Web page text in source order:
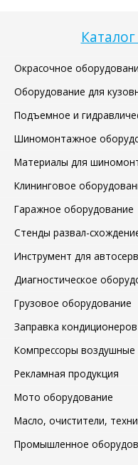
Окрасочное
Оборудование для
Подъемное и
Шиномонтажное
Материалы для
Клининговое
Гаражное оборудование
Стенды развал-
Инструмент для
Диагностическое
Грузовое оборудование
Заправка
Компрессоры воздушные
Рекламная продукция
Мото оборудование
Масло, очистители,
Промышленное